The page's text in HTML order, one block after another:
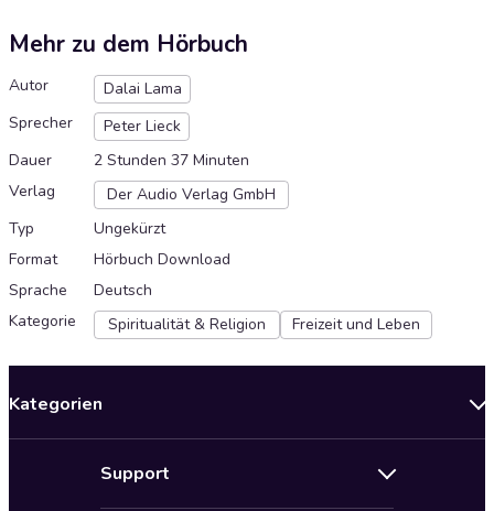
Mehr zu dem Hörbuch
Autor
Dalai Lama
Sprecher
Peter Lieck
Dauer
2 Stunden 37 Minuten
Verlag
Der Audio Verlag GmbH
Typ
Ungekürzt
Format
Hörbuch Download
Sprache
Deutsch
Kategorie
Spiritualität & Religion Freizeit und Leben
Kategorien
Support